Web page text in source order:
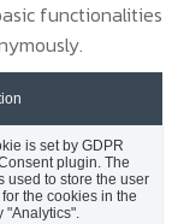
functionalities
is set by GDPR
plugin. The
used to store the user
the cookies in the
"Analytics".